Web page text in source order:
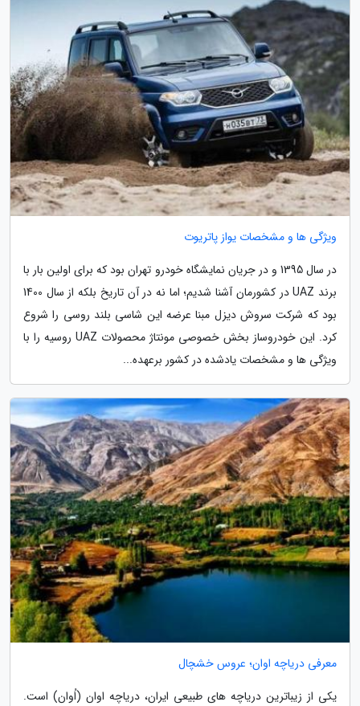
ویژگی ها و مشخصات یواز پاتریوت
در سال 1395 و در جریان نمایشگاه خودرو تهران بود که برای اولین بار با
برند UAZ در کشورمان آشنا شدیم؛ اما نه در آن تاریخ بلکه از سال 1400
بود که شرکت سروش دیزل مبنا عرضه این شاسی بلند روسی را شروع
کرد. این خودروساز بخش خصوصی مونتاژ محصولات UAZ روسیه را با
ویژگی ها و مشخصات یادشده در کشور برعهده...
معرفی دریاچه اوان؛ عروس خشچال
یکی از زیباترین دریاچه های طبیعی ایران، دریاچه اوان (اُوان) است.